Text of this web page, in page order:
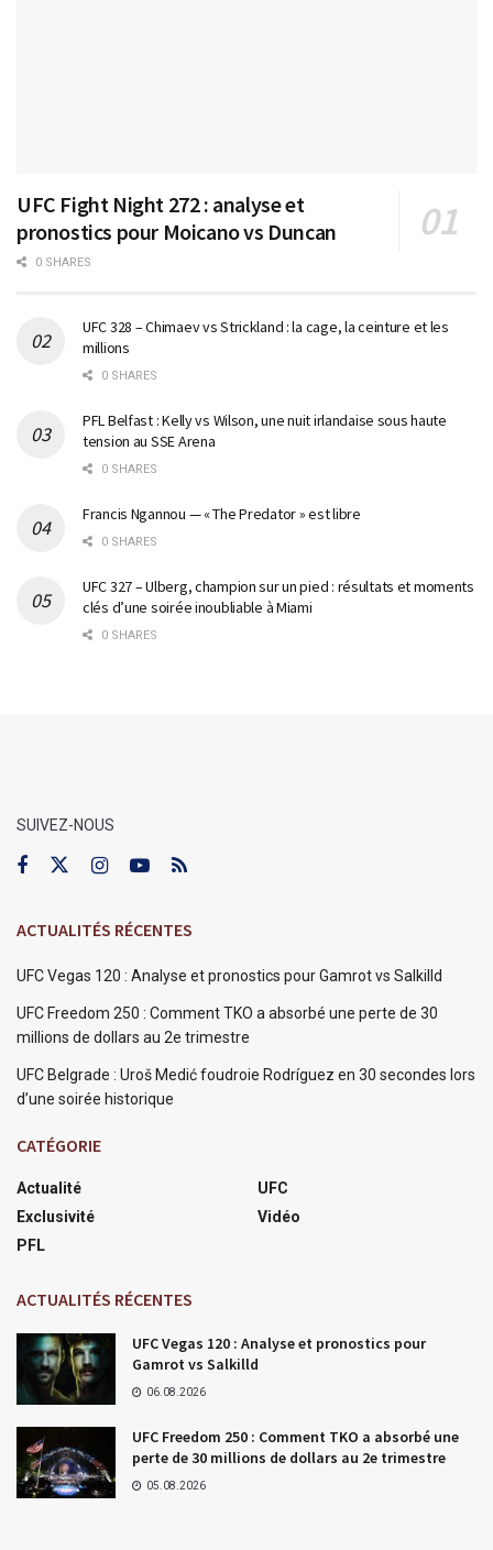
UFC Fight Night 272 : analyse et
pronostics pour Moicano vs Duncan
0 SHARES
UFC 328 – Chimaev vs Strickland : la cage, la ceinture et les
millions
0 SHARES
PFL Belfast : Kelly vs Wilson, une nuit irlandaise sous haute
tension au SSE Arena
0 SHARES
Francis Ngannou — « The Predator » est libre
0 SHARES
UFC 327 – Ulberg, champion sur un pied : résultats et moments
clés d’une soirée inoubliable à Miami
0 SHARES
SUIVEZ-NOUS
ACTUALITÉS RÉCENTES
UFC Vegas 120 : Analyse et pronostics pour Gamrot vs Salkilld
UFC Freedom 250 : Comment TKO a absorbé une perte de 30
millions de dollars au 2e trimestre
UFC Belgrade : Uroš Medić foudroie Rodríguez en 30 secondes lors
d’une soirée historique
CATÉGORIE
Actualité
Exclusivité
PFL
UFC
Vidéo
ACTUALITÉS RÉCENTES
UFC Vegas 120 : Analyse et pronostics pour
Gamrot vs Salkilld
06.08.2026
UFC Freedom 250 : Comment TKO a absorbé une
perte de 30 millions de dollars au 2e trimestre
05.08.2026